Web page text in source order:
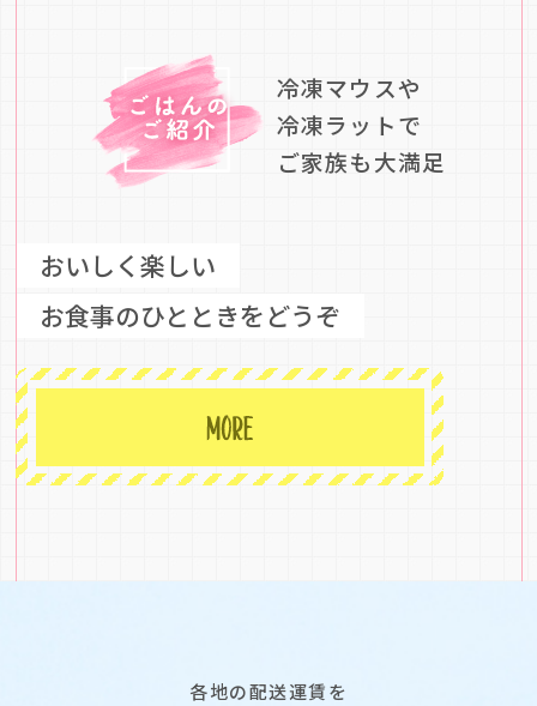
冷凍マウスや
冷凍ラットで
ご家族も大満足
おいしく楽しい
お食事のひとときをどうぞ
各地の配送運賃を